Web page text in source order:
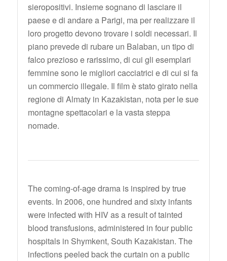
sieropositivi. Insieme sognano di lasciare il
paese e di andare a Parigi, ma per realizzare il
loro progetto devono trovare i soldi necessari. Il
piano prevede di rubare un Balaban, un tipo di
falco prezioso e rarissimo, di cui gli esemplari
femmine sono le migliori cacciatrici e di cui si fa
un commercio illegale. Il film è stato girato nella
regione di Almaty in Kazakistan, nota per le sue
montagne spettacolari e la vasta steppa
nomade.
The coming-of-age drama is inspired by true
events. In 2006, one hundred and sixty infants
were infected with HIV as a result of tainted
blood transfusions, administered in four public
hospitals in Shymkent, South Kazakistan. The
infections peeled back the curtain on a public